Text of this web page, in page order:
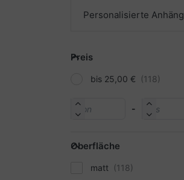
Personalisierte
Preis
bis 25,00 €
-
Oberfläche
matt